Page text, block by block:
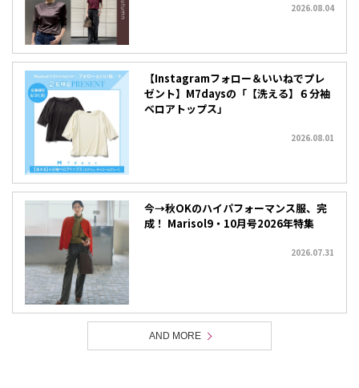
2026.08.04
【Instagramフォロー＆いいねでプレ
ゼント】M7daysの「【洗える】６分袖
ベロアトップス」
2026.08.01
今→秋OKのハイパフォーマンス服、完
成！ Marisol9・10月号2026年特集
2026.07.31
AND MORE